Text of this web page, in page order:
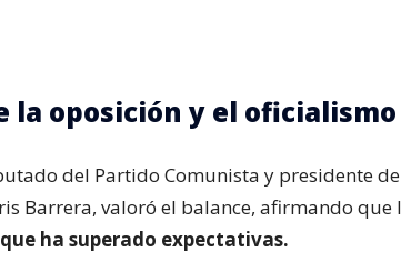
la oposición y el oficialismo
del Partido Comunista y presidente
Barrera, valoró el balance, afirmando que
ha superado expectativas.